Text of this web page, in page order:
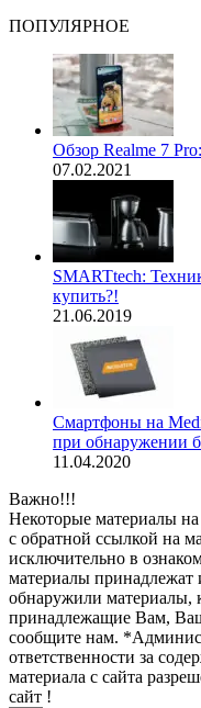
ПОПУЛЯРНОЕ
Обзор Realme 7
07.02.2021
SMARTtech:
купить?!
21.06.2019
Смартфоны на
при обнаружении
11.04.2020
Важно!!!
Некоторые материалы
с обратной ссылкой на
исключительно в
материалы
обнаружили материалы,
принадлежащие Вам,
сообщите нам.
ответственности за
материала с сайта
сайт !